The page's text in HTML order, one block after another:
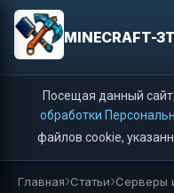
MINECRAFT-
Посещая данный
обработки
файлов cookie,
Главная Статьи Серверы